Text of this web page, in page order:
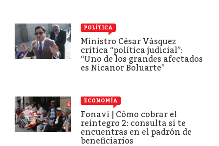
POLÍTICA
Ministro César Vásquez
critica “política judicial”:
“Uno de los grandes afectados
es Nicanor Boluarte”
ECONOMÍA
Fonavi | Cómo cobrar el
reintegro 2: consulta si te
encuentras en el padrón de
beneficiarios